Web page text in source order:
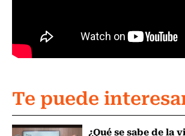
Te puede
¿Qué se sabe de la